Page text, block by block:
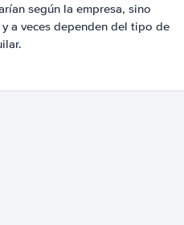
según la empresa, sino
a veces dependen del tipo de